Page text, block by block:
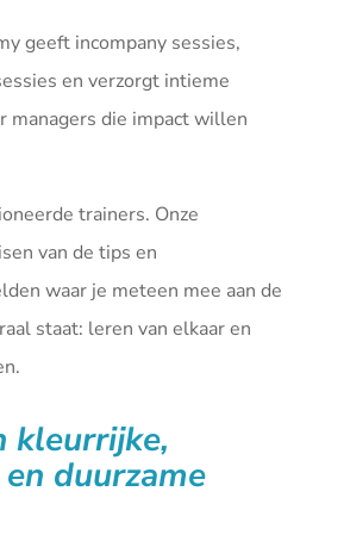
geeft incompany sessies,
en verzorgt intieme
managers die impact willen
trainers. Onze
van de tips en
waar je meteen mee aan de
staat: leren van elkaar en
kleurrijke,
duurzame